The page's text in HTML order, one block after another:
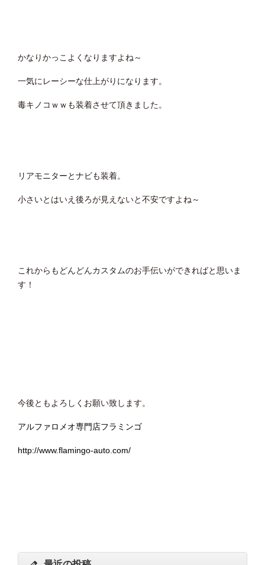
かなりかっこよくなりますよね～
一気にレーシーな仕上がりになります。
毒キノコｗｗも装着させて頂きました。
リアモニターとナビも装着。
小さいとはいえ後ろが見えないと不安ですよね～
これからもどんどんカスタムのお手伝いができればと思いま
す！
今後ともよろしくお願い致します。
アルファロメオ専門店フラミンゴ
http://www.flamingo-auto.com/